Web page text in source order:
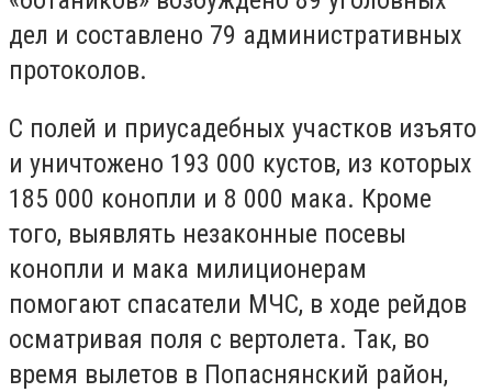
дел и составлено 79 административных
протоколов.
С полей и приусадебных участков изъято
и уничтожено 193 000 кустов, из которых
185 000 конопли и 8 000 мака. Кроме
того, выявлять незаконные посевы
конопли и мака милиционерам
помогают спасатели МЧС, в ходе рейдов
осматривая поля с вертолета. Так, во
время вылетов в Попаснянский район,